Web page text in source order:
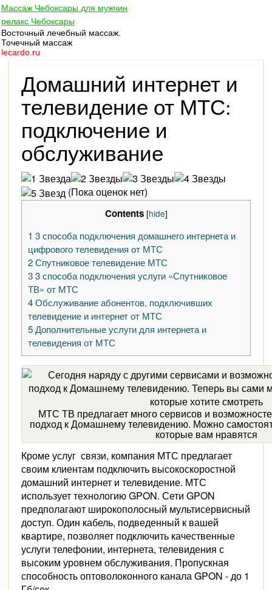
Массаж Чебоксары для мужчин
релакс Чебоксары
Восточный лечебный массаж.
Точечный массаж
lecardo.ru
Домашний интернет и
телевидение от МТС:
подключение и
обслуживание
(Пока оценок нет)
Contents [hide]
1 3 способа подключения домашнего интернета и
цифрового телевидения от МТС
2Спутниковое телевидение МТС
33 способа подключения услуги «Спутниковое
ТВ» от МТС
4Обслуживание абонентов, подключивших
телевидение и интернет от МТС
5Дополнительные услуги для интернета и
телевидения от МТС
МТС ТВ предлагает много сервисов и
подход к Домашнему телевидению. Можно
которые вам нравятся
Кроме услуг связи, компания МТС предлагает
своим клиентам подключить высокоскоростной
домашний интернет и телевидение. МТС
использует технологию GPON. Сети GPON
предполагают широкополосный мультисервисный
доступ. Один кабель, подведенный к вашей
квартире, позволяет подключить качественные
услуги телефонии, интернета, телевидения с
высоким уровнем обслуживания. Пропускная
способность оптоволоконного канала GPON - до 1